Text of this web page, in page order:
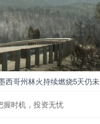
西哥州林火持续燃烧5天仍
握时机，投资无忧